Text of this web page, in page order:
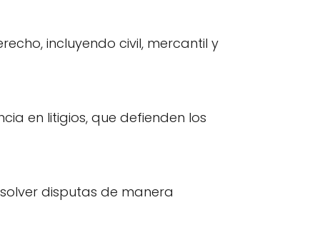
incluyendo civil, mercantil y
en litigios, que defienden los
disputas de manera